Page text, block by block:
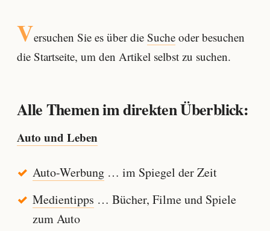
Versuchen Sie es über die Sucheoder besuchen
die Startseite, um den Artikel selbst zu suchen.
Alle Themen im direkten Überblick:
Auto und Leben
Auto-Werbung… im Spiegel der Zeit
Medientipps … Bücher, Filme und Spiele
zum Auto